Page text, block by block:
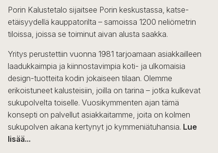
Porin Kalustetalo sijaitsee Porin keskustassa, katse-
etäisyydellä kauppatorilta – samoissa 1200 neliömetrin
tiloissa, joissa se toiminut aivan alusta saakka.
Yritys perustettiin vuonna 1981 tarjoamaan asiakkailleen
laadukkaimpia ja kiinnostavimpia koti- ja ulkomaisia
design-tuotteita kodin jokaiseen tilaan. Olemme
erikoistuneet kalusteisiin, joilla on tarina – jotka kulkevat
sukupolvelta toiselle. Vuosikymmenten ajan tämä
konsepti on palvellut asiakkaitamme, joita on kolmen
sukupolven aikana kertynyt jo kymmeniätuhansia. Lue
lisää...